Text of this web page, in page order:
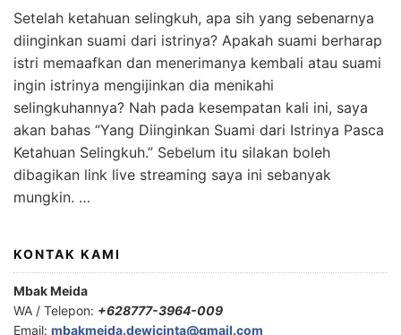
Setelah ketahuan selingkuh, apa sih yang sebenarnya
diinginkan suami dari istrinya? Apakah suami berharap
istri memaafkan dan menerimanya kembali atau suami
ingin istrinya mengijinkan dia menikahi
selingkuhannya? Nah pada kesempatan kali ini, saya
akan bahas “Yang Diinginkan Suami dari Istrinya Pasca
Ketahuan Selingkuh.” Sebelum itu silakan boleh
dibagikan link live streaming saya ini sebanyak
mungkin. …
KONTAK KAMI
Mbak Meida
WA / Telepon: +628777-3964-009
Email: mbakmeida.dewicinta@gmail.com